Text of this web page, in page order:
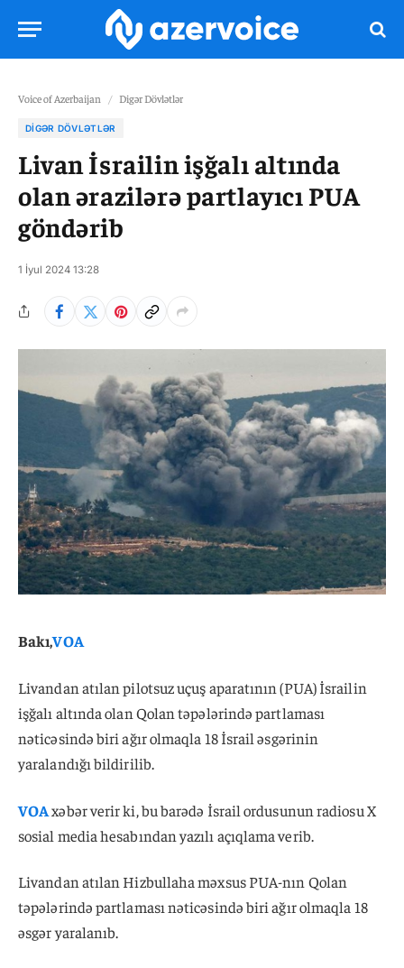
Voice of Azerbaijan / Digər Dövlətlər
DIGƏR DÖVLƏTLƏR
Livan İsrailin işğalı altında
olan ərazilərə partlayıcı PUA
göndərib
1 İyul 2024 13:28
Bakı,VOA
Livandan atılan pilotsuz uçuş aparatının (PUA) İsrailin
işğalı altında olan Qolan təpələrində partlaması
nəticəsində biri ağır olmaqla 18 İsrail əsgərinin
yaralandığı bildirilib.
VOAxəbər verir ki, bu barədə İsrail ordusunun radiosu X
sosial media hesabından yazılı açıqlama verib.
Livandan atılan Hizbullaha məxsus PUA-nın Qolan
təpələrində partlaması nəticəsində biri ağır olmaqla 18
əsgər yaralanıb.